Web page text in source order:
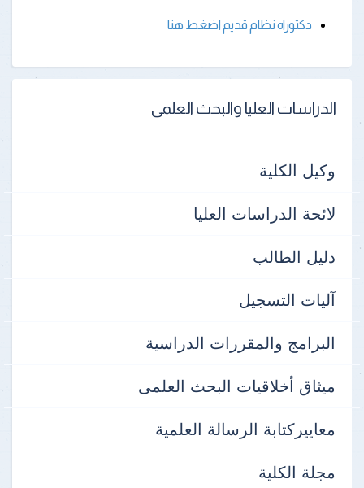
دكتوراه نظام قديم اضغط هنا
الدراسات العليا والبحث العلمى
وكيل الكلية
لائحة الدراسات العليا
دليل الطالب
آليات التسجيل
البرامج والمقررات الدراسية
ميثاق أخلاقيات البحث العلمى
معاييركتابة الرسالة العلمية
مجلة الكلية